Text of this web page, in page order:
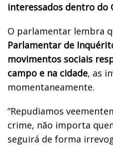
interessados dentro do
O parlamentar lembra
Parlamentar de
movimentos sociais
campo e na cidade, as
momentaneamente.
“Repudiamos
crime, não importa
seguirá de forma